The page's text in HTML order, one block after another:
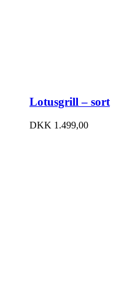
Lotusgrill – sort
DKK 1.499,00